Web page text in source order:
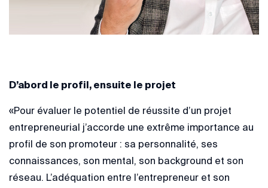
D’abord le profil, ensuite le projet
«Pour évaluer le potentiel de réussite d’un projet
entrepreneurial j’accorde une extrême importance au
profil de son promoteur : sa personnalité, ses
connaissances, son mental, son background et son
réseau. L’adéquation entre l’entrepreneur et son